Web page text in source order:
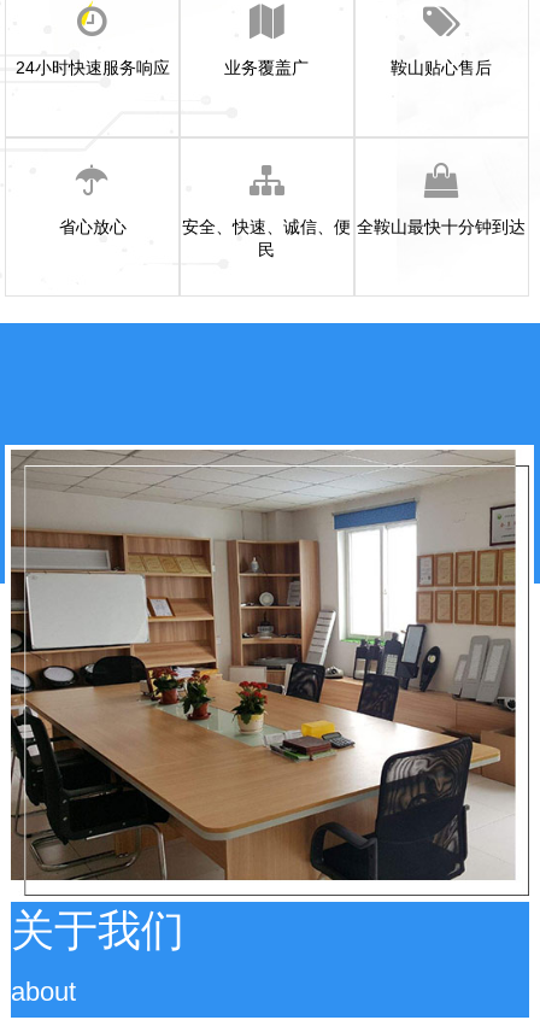
24小时快速服务响应 业务覆盖广 鞍山贴心售后
省心放心
安全、快速、诚信、便
民
全鞍山最快十分钟到达
关于我们
about